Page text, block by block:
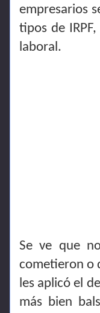
empresarios
tipos de
laboral.
Se ve que
cometieron o
les aplicó el
más bien